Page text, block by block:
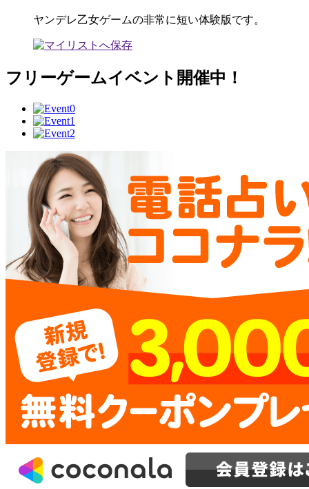
ヤンデレ乙女ゲームの非常に短い体験版です。
フリーゲームイベント開催中！